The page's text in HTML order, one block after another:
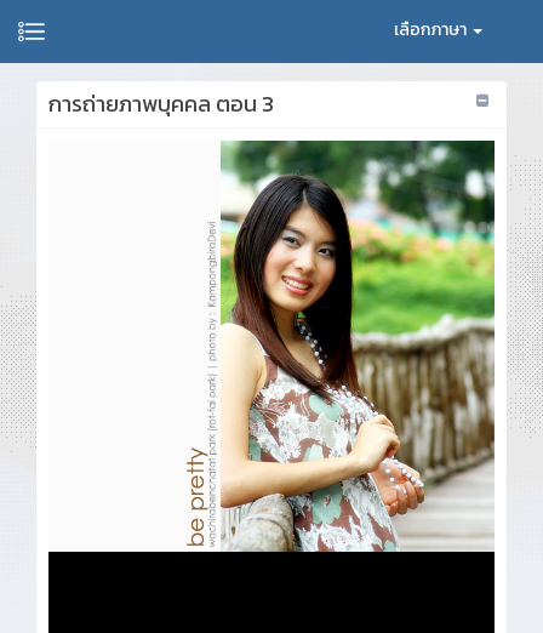
เลือกภาษา
การถ่ายภาพบุคคล ตอน 3